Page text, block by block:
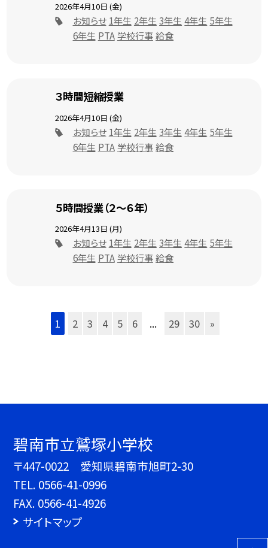
2026年4月10日 (金)
お知らせ 1年生 2年生3年生4年生 5年生
6年生 PTA学校行事給食
３時間短縮授業
2026年4月10日 (金)
お知らせ 1年生 2年生 3年生 4年生 5年生
6年生 PTA学校行事給食
５時間授業（２～６年）
2026年4月13日 (月)
お知らせ 1年生 2年生 3年生 4年生 5年生
6年生 PTA学校行事給食
1 2 3 4 5 6 ... 29 30 »
碧南市立鷲塚小学校
〒447-0022 愛知県碧南市旭町2-30
TEL. 0566-41-0996
FAX. 0566-41-4926
サイトマップ